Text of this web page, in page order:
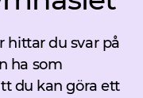
hittar du svar på
ha som
du kan göra ett